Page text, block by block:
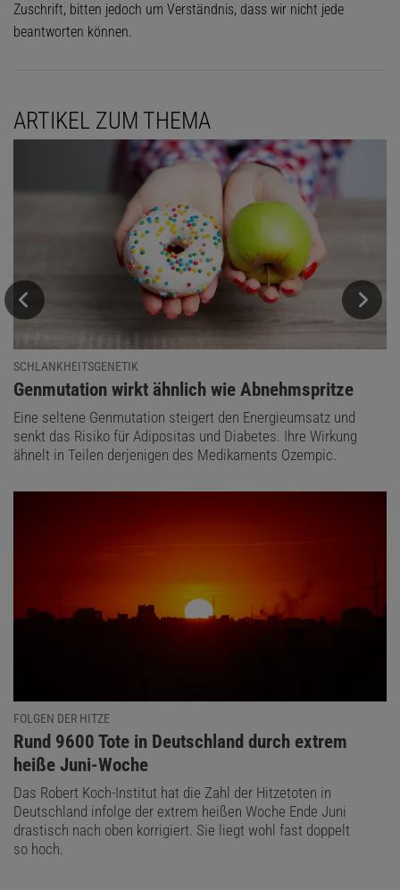
Zuschrift, bitten jedoch um Verständnis, dass wir nicht jede
beantworten können.
ARTIKEL ZUM THEMA
SCHLANKHEITSGENETIK
:
Genmutation wirkt ähnlich wie Abnehmspritze
Eine seltene Genmutation steigert den Energieumsatz und
senkt das Risiko für Adipositas und Diabetes. Ihre Wirkung
ähnelt in Teilen derjenigen des Medikaments Ozempic.
FOLGEN DER HITZE
:
Rund 9600 Tote in Deutschland durch extrem
heiße Juni-Woche
Das Robert Koch-Institut hat die Zahl der Hitzetoten in
Deutschland infolge der extrem heißen Woche Ende Juni
drastisch nach oben korrigiert. Sie liegt wohl fast doppelt
so hoch.